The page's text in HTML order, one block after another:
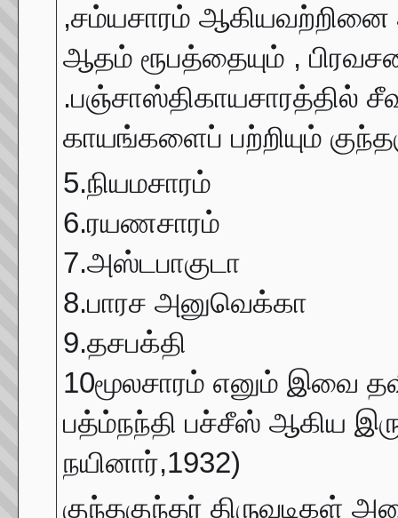
,சம்யசாரம் ஆகியவற்றினை
ஆதம் ரூபத்தையும் ,
.பஞ்சாஸ்திகாயசாரத்தில்
காயங்களைப் பற்றியும்
5.நியமசாரம்
6.ரயணசாரம்
7.அஸ்டபாகுடா
8.பாரச அனுவெக்கா
9.தசபக்தி
10மூலசாரம் எனும் இவை
பத்ம்நந்தி பச்சீஸ் ஆகிய
நயினார்,1932)
குந்தகுந்தர் திருவடிகள்